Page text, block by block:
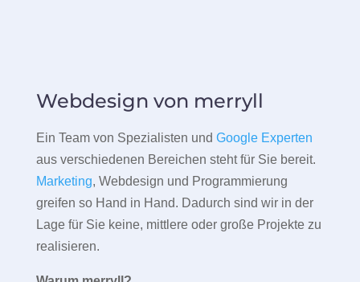
Webdesign von merryll
Ein Team von Spezialisten und Google Experten
aus verschiedenen Bereichen steht für Sie bereit.
Marketing, Webdesign und Programmierung
greifen so Hand in Hand. Dadurch sind wir in der
Lage für Sie keine, mittlere oder große Projekte zu
realisieren.